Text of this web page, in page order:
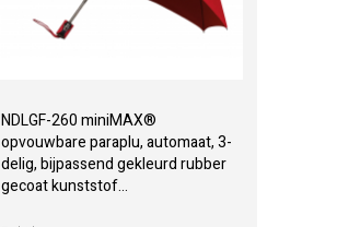
NDLGF-260 miniMAX®
opvouwbare paraplu, automaat, 3-
delig, bijpassend gekleurd rubber
gecoat kunststof...